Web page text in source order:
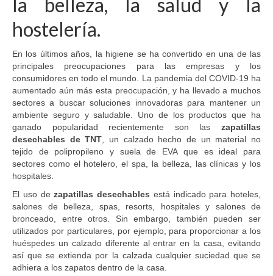
en
producto
hostelería.
En los últimos años, la higiene se ha convertido en una de las
principales preocupaciones para las empresas y los
consumidores en todo el mundo. La pandemia del COVID-19 ha
aumentado aún más esta preocupación, y ha llevado a muchos
sectores a buscar soluciones innovadoras para mantener un
ambiente seguro y saludable. Uno de los productos que ha
ganado popularidad recientemente son las zapatillas
desechables de TNT , un calzado hecho de un material no
tejido de polipropileno y suela de EVA que es ideal para
sectores como el hotelero, el spa, la belleza, las clínicas y los
hospitales.
El uso dezapatillas desechables está indicado para hoteles,
salones de belleza, spas, resorts, hospitales y salones de
bronceado, entre otros. Sin embargo, también pueden ser
utilizados por particulares, por ejemplo, para proporcionar a los
huéspedes un calzado diferente al entrar en la casa, evitando
así que se extienda por la calzada cualquier suciedad que se
adhiera a los zapatos dentro de la casa.